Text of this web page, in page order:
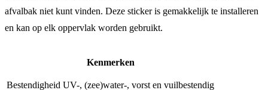
afvalbak niet kunt vinden. Deze sticker is gemakkelijk te installeren
en kan op elk oppervlak worden gebruikt.
Kenmerken
Bestendigheid UV-, (zee)water-, vorst en vuilbestendig